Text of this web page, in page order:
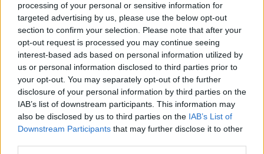
processing of your personal or sensitive information for
targeted advertising by us, please use the below opt-out
section to confirm your selection. Please note that after your
opt-out request is processed you may continue seeing
interest-based ads based on personal information utilized by
us or personal information disclosed to third parties prior to
your opt-out. You may separately opt-out of the further
disclosure of your personal information by third parties on the
IAB’s list of downstream participants. This information may
also be disclosed by us to third parties on the IAB’s List of
Downstream Participants that may further disclose it to other
La semaine dernière, le groupe Facebook avait ainsi dû
faire face à une infiltration depuis la Chine des données de
certains de ses employés.
AUTEUR